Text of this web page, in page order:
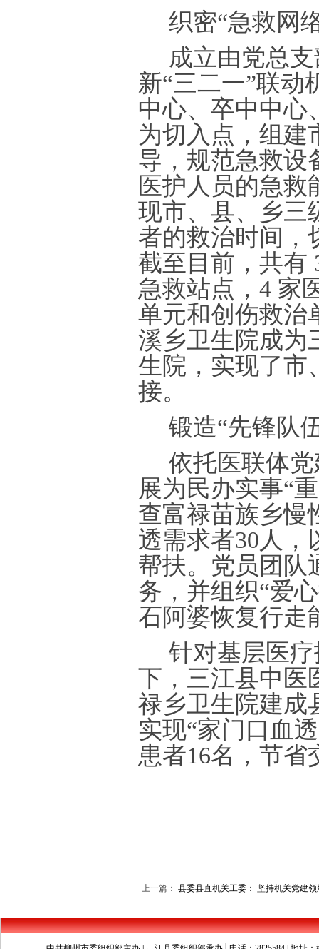
织密“急救网
成立由党总
新“三二一”联动
中心、卒中中心
为切入点，组建
导，规范急救设
医护人员的急救
现市、县、乡三
者的救治时间，
截至目前，共有
急救站点，4 家
单元和创伤救治
溪乡卫生院成为
生院，实现了市
接。
锻造“先锋队
依托医联体
展为民办实事“
查富禄苗族乡慢
透需求者30人，
帮扶。党员团队
务， 并组织“爱
石阿婆恢复行走
针对基层医
下，三江县中医
禄乡卫生院建成
实现“家门口血
患者16名 ， 节省
上一篇： 县委县直机关工委： 坚持机关党建